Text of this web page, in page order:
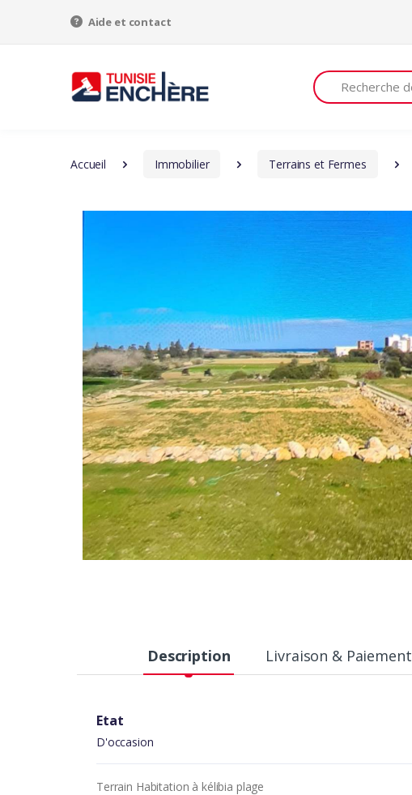
Aide et contact
Recherche
Accueil Immobilier Terrains et Fermes
Description Livraison & Paiement
Etat
D'occasion
Terrain Habitation à kélibia plage